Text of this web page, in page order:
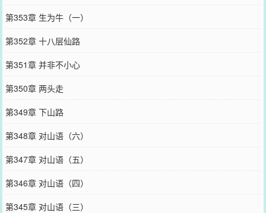
第353章 生为牛（一）
第352章 十八层仙路
第351章 并非不小心
第350章 两头走
第349章 下山路
第348章 对山语（六）
第347章 对山语（五）
第346章 对山语（四）
第345章 对山语（三）